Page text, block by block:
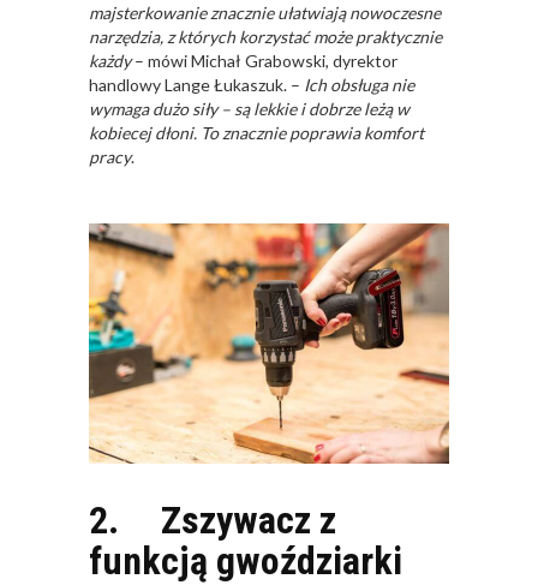
majsterkowanie znacznie ułatwiają nowoczesne
narzędzia, z których korzystać może praktycznie
każdy– mówi Michał Grabowski, dyrektor
handlowy Lange Łukaszuk. – Ich obsługa nie
wymaga dużo siły – są lekkie i dobrze leżą w
kobiecej dłoni. To znacznie poprawia komfort
pracy.
2. Zszywacz z
funkcją gwoździarki